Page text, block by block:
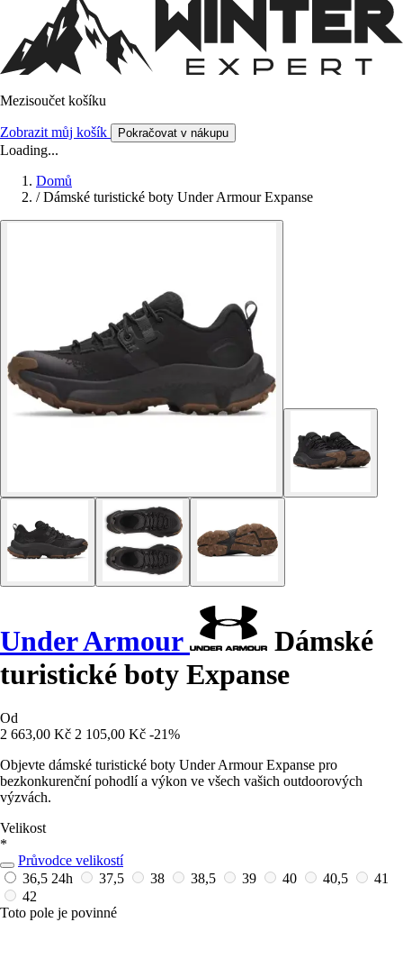
Mezisoučet košíku
Zobrazit můj košík Pokračovat v nákupu
Loading...
Domů
/ Dámské turistické boty Under Armour Expanse
Under Armour
Dámské
turistické boty Expanse
Od
2 663,00 Kč 2 105,00 Kč -21%
Objevte dámské turistické boty Under Armour Expanse pro
bezkonkurenční pohodlí a výkon ve všech vašich outdoorových
výzvách.
Velikost
*
Průvodce velikostí
36,5 24h 37,5 38 38,5 39 40 40,5
41
42
Toto pole je povinné